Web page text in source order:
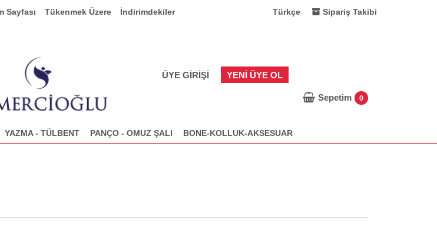
Sayfası Tükenmek Üzere İndirimdekiler Sipariş Takibi
Türkçe
ÜYE GIRIŞI YENI ÜYE OL
Sepetim 0
YAZMA - TÜLBENT PANÇO - OMUZ ŞALI BONE-KOLLUK-AKSESUAR